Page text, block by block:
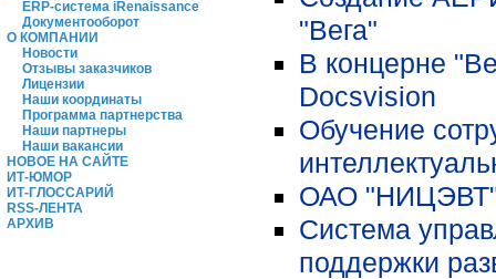
ERP-система iRenaissance
Документооборот
О КОМПАНИИ
Новости
Отзывы заказчиков
Лицензии
Наши координаты
Программа партнерства
Наши партнеры
Наши вакансии
НОВОЕ НА САЙТЕ
ИТ-ЮМОР
ИТ-ГЛОССАРИЙ
RSS-ЛЕНТА
АРХИВ
"Вега"
В концерне
Docsvision
Обучение
ОАО "НИЦЭВТ"
Система
поддержки